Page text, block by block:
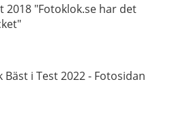
2018 "Fotoklok.se har det
i Test 2022 - Fotosidan